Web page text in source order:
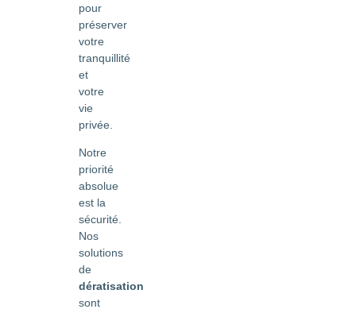
pour
préserver
votre
tranquillité
et
votre
vie
privée.
Notre
priorité
absolue
est la
sécurité.
Nos
solutions
de
dératisation
sont